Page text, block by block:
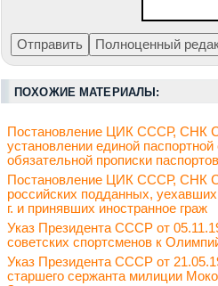
ПОХОЖИЕ МАТЕРИАЛЫ:
Постановление ЦИК СССР, СНК
установлении единой
обязательной прописки паспортов
Постановление ЦИК СССР, СНК
российских подданных,
г. и принявших иностранное граж
Указ Президента СССР от
советских спортсменов к
Указ Президента СССР от
старшего сержанта милиции